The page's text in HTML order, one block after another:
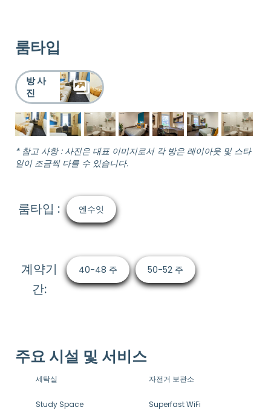
룸타입
방 사
진
* 참고 사항 : 사진은 대표 이미지로서 각 방은 레이아웃 및 스타
일이 조금씩 다를 수 있습니다.
룸타입 : 엔수잇
계약기
간:
40-48 주 50-52 주
주요 시설 및 서비스
세탁실 자전거 보관소
Study Space Superfast WiFi